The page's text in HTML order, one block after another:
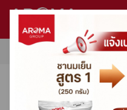
ไม่
ห
สินค้าทั้งหมด
ติดต่อเรา